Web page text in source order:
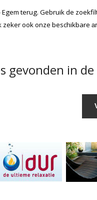
terug. Gebruik de
ook onze beschikbare
gevonden in de